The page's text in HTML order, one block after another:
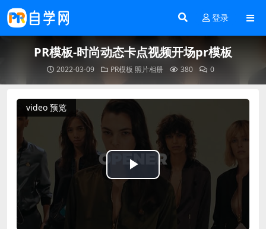
登录
PR模板-时尚动态卡点视频开场pr模板
2022-03-09 PR模板 照片相册 380 0
video 预览
Play
Video